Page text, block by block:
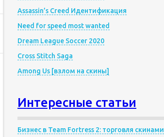
Assassin’s Creed Идентификация
Need for speed most wanted
Dream League Soccer 2020
Cross Stitch Saga
Among Us [взлом на скины]
Интересные статьи
Бизнес в Team Fortress 2: торговля скинами